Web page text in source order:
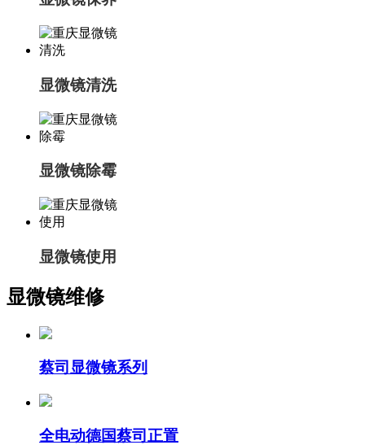
显微镜清洗
显微镜除霉
显微镜使用
显微镜维修
蔡司显微镜系列
全电动德国蔡司正置